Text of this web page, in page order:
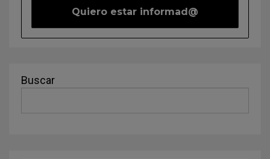
Buscar